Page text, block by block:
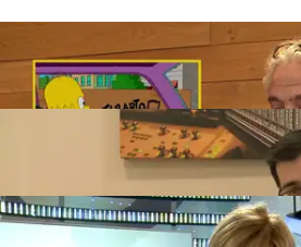
Pablo Guerola aprueba el
'Los Simpson' por los pelos
Susanna Griso se enfrenta al
complicado sobre 'Los
30 aniversario Simpson